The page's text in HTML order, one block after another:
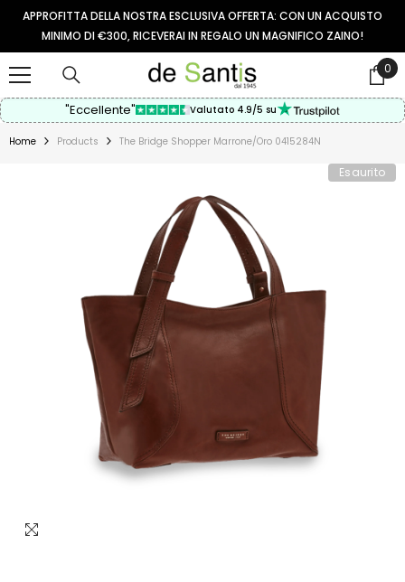
VAI AL CONTENUTO
APPROFITTA DELLA NOSTRA ESCLUSIVA OFFERTA: CON UN ACQUISTO
MINIMO DI €300, RICEVERAI IN REGALO UN MAGNIFICO ZAINO!
0
0
"Eccellente" Valutato 4.9/5 su
Home Products The Bridge Shopper Marrone/oro 0415284N
Esaurito